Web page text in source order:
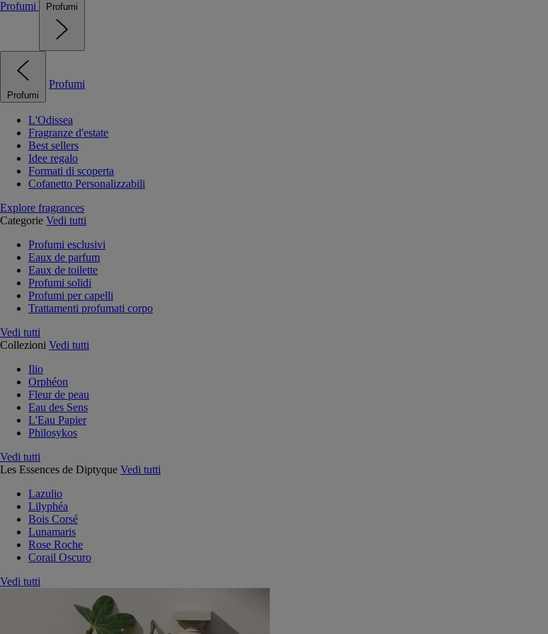
Profumi Profumi
Profumi
Profumi
L'Odissea
Fragranze d'estate
Best sellers
Idee regalo
Formati di scoperta
Cofanetto Personalizzabili
Explore fragrances
Categorie Vedi tutti
Profumi esclusivi
Eaux de parfum
Eaux de toilette
Profumi solidi
Profumi per capelli
Trattamenti profumati corpo
Vedi tutti
Collezioni Vedi tutti
Ilio
Orphéon
Fleur de peau
Eau des Sens
L'Eau Papier
Philosykos
Vedi tutti
Les Essences de Diptyque Vedi tutti
Lazulio
Lilyphéa
Bois Corsé
Lunamaris
Rose Roche
Corail Oscuro
Vedi tutti